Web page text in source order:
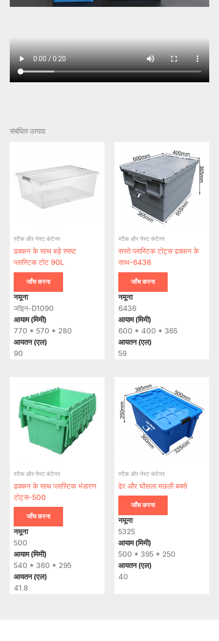
संबंधित उत्पाद
स्टैक और नेस्ट कंटेनर
ढक्कन के साथ बड़े स्पष्ट
प्लास्टिक टोट 90L
जाँच करना
नमूना
जॉइन-D1090
आयाम (मिमी)
770 * 570 * 280
आयतन (एल)
90
स्टैक और नेस्ट कंटेनर
सस्ते प्लास्टिक टोट्स ढक्कन के
साथ-6436
जाँच करना
नमूना
6436
आयाम (मिमी)
600 * 400 * 365
आयतन (एल)
59
स्टैक और नेस्ट कंटेनर
ढक्कन के साथ प्लास्टिक भंडारण
टोट्स-500
जाँच करना
नमूना
500
आयाम (मिमी)
540 * 360 * 295
आयतन (एल)
41.8
स्टैक और नेस्ट कंटेनर
ढेर और घोंसला मछली बक्से
जाँच करना
नमूना
5325
आयाम (मिमी)
500 * 395 * 250
आयतन (एल)
40